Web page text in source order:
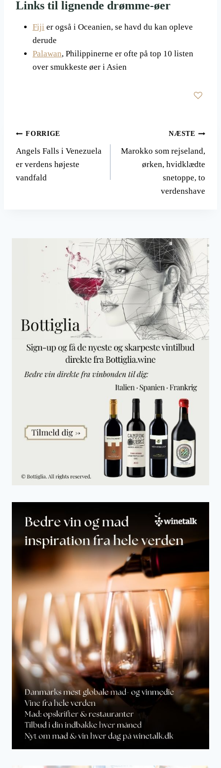
Links til lignende drømme-øer
Fiji er også i Oceanien, se havd du kan opleve
derude
Palawan, Philippinerne er ofte på top 10 listen
over smukkeste øer i Asien
Indlægsnavigation
FORRIGE
Angels Falls i Venezuela
er verdens højeste
vandfald
NÆSTE
Marokko som rejseland,
ørken, hvidklædte
snetoppe, to
verdenshave